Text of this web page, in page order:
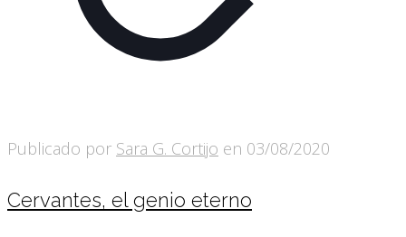
Publicado por Sara G. Cortijo en 03/08/2020
Cervantes, el genio eterno